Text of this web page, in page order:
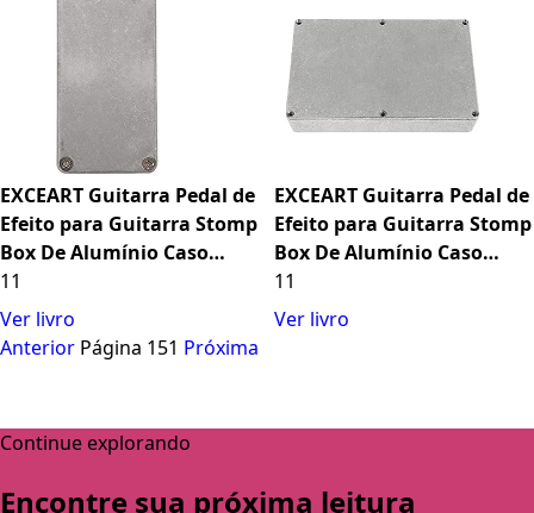
Ukulele Presente Vermelho
EXCEART Guitarra Pedal de
Efeito para Guitarra Stomp
Box De Alumínio Caso
Gabinete Casos de
Instrumento De
Armazenamento Titular ( )
11
Ver livro
EXCEART Guitarra Pedal de
Efeito para Guitarra Stomp
Box De Alumínio Caso
Gabinete Casos de
Instrumento De
11
Ver livro
Anterior Página 151 Próxima
Continue explorando
Encontre sua próxima leitura